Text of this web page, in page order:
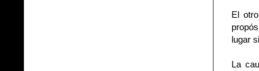
El
lugar
La